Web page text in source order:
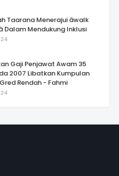
Taarana Menerajui âwalk
Dalam Mendukung Inklusi
Gaji Penjawat Awam 35
2007 Libatkan Kumpulan
Rendah - Fahmi